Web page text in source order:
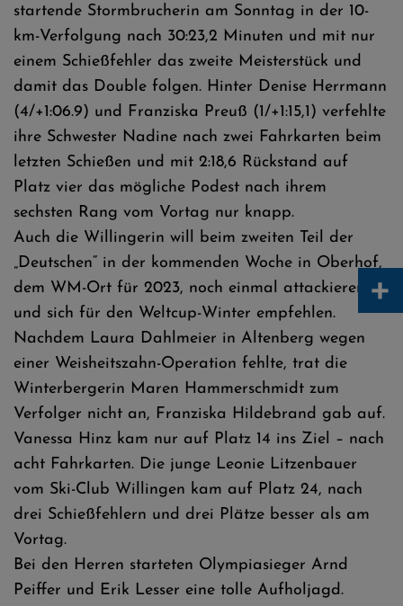
startende Stormbrucherin am Sonntag in der 10-
km-Verfolgung nach 30:23,2 Minuten und mit nur
einem Schießfehler das zweite Meisterstück und
damit das Double folgen. Hinter Denise Herrmann
(4/+1:06.9) und Franziska Preuß (1/+1:15,1) verfehlte
ihre Schwester Nadine nach zwei Fahrkarten beim
letzten Schießen und mit 2:18,6 Rückstand auf
Platz vier das mögliche Podest nach ihrem
sechsten Rang vom Vortag nur knapp.
Auch die Willingerin will beim zweiten Teil der
„Deutschen“ in der kommenden Woche in Oberhof,
dem WM-Ort für 2023, noch einmal attackieren
und sich für den Weltcup-Winter empfehlen.
Nachdem Laura Dahlmeier in Altenberg wegen
einer Weisheitszahn-Operation fehlte, trat die
Winterbergerin Maren Hammerschmidt zum
Verfolger nicht an, Franziska Hildebrand gab auf.
Vanessa Hinz kam nur auf Platz 14 ins Ziel – nach
acht Fahrkarten. Die junge Leonie Litzenbauer
vom Ski-Club Willingen kam auf Platz 24, nach
drei Schießfehlern und drei Plätze besser als am
Vortag.
Bei den Herren starteten Olympiasieger Arnd
Peiffer und Erik Lesser eine tolle Aufholjagd.
+